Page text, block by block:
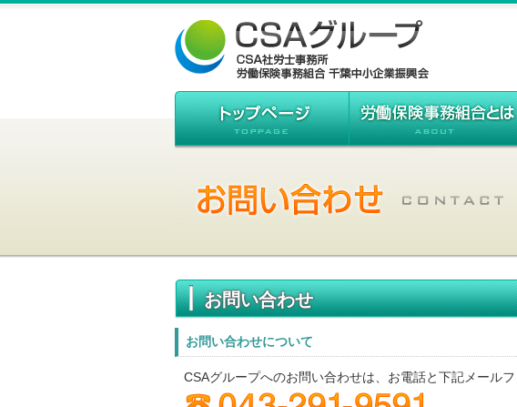
お問い合わせ
お問い合わせについて
CSAグループへのお問い合わせは、お電話と下記メール